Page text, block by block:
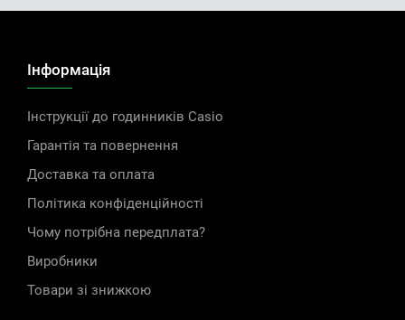
Інформація
Інструкції до годинників Casio
Гарантія та повернення
Доставка та оплата
Політика конфіденційності
Чому потрібна передплата?
Виробники
Товари зі знижкою